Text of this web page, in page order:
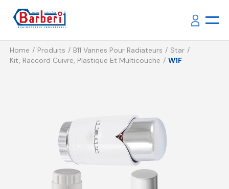
Home Produits B11 Vannes Pour Radiateurs
Star
Kit, Raccord Cuivre, Plastique Et Multicouche
W1F